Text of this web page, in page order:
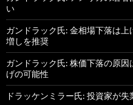
い
ガンドラック氏: 金相場下落は
増しを推奨
ガンドラック氏: 株価下落の原
げの可能性
ドラッケンミラー氏: 投資家が